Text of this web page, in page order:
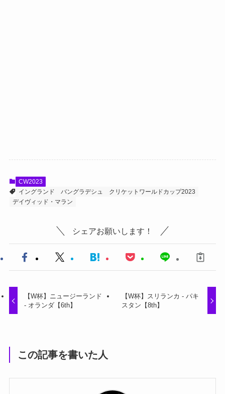
CW2023
イングランド
バングラデシュ
クリケットワールドカップ2023
デイヴィッド・マラン
シェアお願いします！
【W杯】ニュージーランド
- オランダ【6th】
【W杯】スリランカ - パキ
スタン【8th】
この記事を書いた人